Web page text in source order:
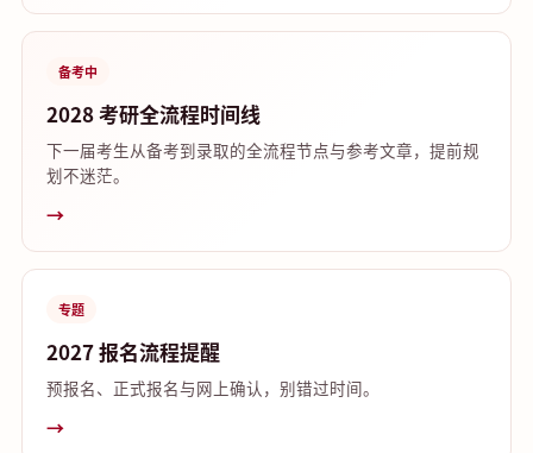
备考中
2028 考研全流程时间线
下一届考生从备考到录取的全流程节点与参考文章，提前规
划不迷茫。
→
专题
2027 报名流程提醒
预报名、正式报名与网上确认，别错过时间。
→